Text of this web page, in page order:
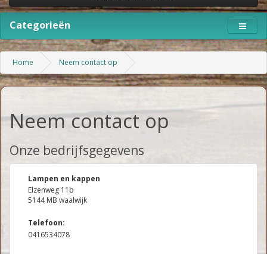
Categorieën
Home Neem contact op
Neem contact op
Onze bedrijfsgegevens
Lampen en kappen
Elzenweg 11b
5144 MB waalwijk
Telefoon:
0416534078